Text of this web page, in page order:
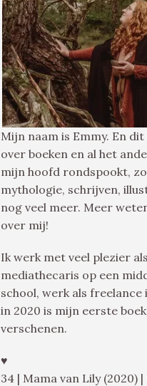
Mijn naam is Emmy. En
over boeken en al het
mijn hoofd rondspookt,
mythologie, schrijven,
nog veel meer. Meer
over mij!
Ik werk met veel plezier als
mediathecaris op een
school, werk als
in 2020 is mijn eerste boek,
verschenen.
♥
34 | Mama van Lily (2020)